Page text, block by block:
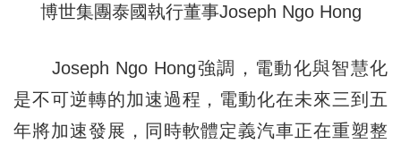
博世集團泰國執行董事Joseph Ngo Hong
Joseph Ngo Hong強調，電動化與智慧化
是不可逆轉的加速過程，電動化在未來三到五
年將加速發展，同時軟體定義汽車正在重塑整